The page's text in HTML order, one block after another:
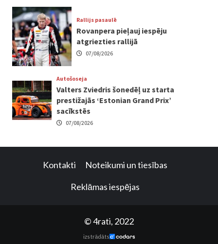
Rallijs pasaulē
Rovanpera pieļauj iespēju
atgriezties rallijā
07/08/2026
Autošoseja
Valters Zviedris šonedēļ uz starta
prestižajās ‘Estonian Grand Prix’
sacīkstēs
07/08/2026
Kontakti Noteikumi un tiesības
Reklāmas iespējas
© 4rati, 2022
izstrādāts